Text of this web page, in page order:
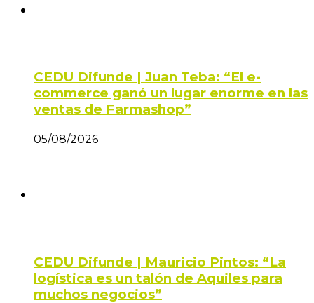
CEDU Difunde | Juan Teba: “El e-
commerce ganó un lugar enorme en las
ventas de Farmashop”
05/08/2026
CEDU Difunde | Mauricio Pintos: “La
logística es un talón de Aquiles para
muchos negocios”